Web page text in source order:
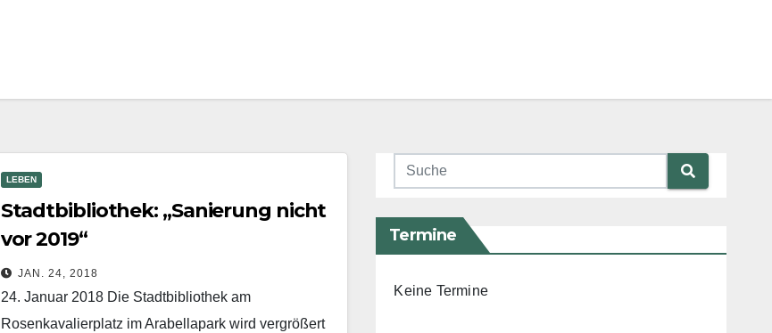
LEBEN
Stadtbibliothek: „Sanierung nicht
vor 2019“
JAN. 24, 2018
24. Januar 2018 Die Stadtbibliothek am
Rosenkavalierplatz im Arabellapark wird vergrößert
Termine
Keine Termine